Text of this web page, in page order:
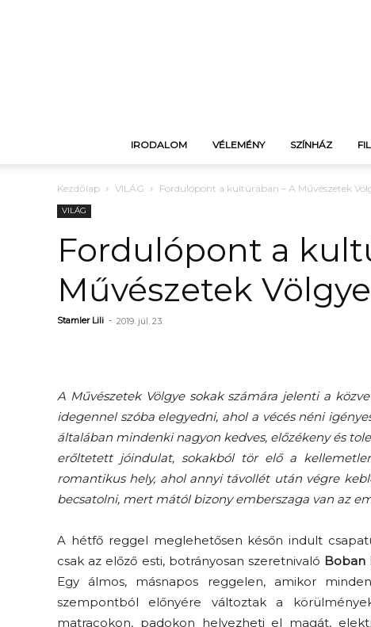
IRODALOM VÉLEMÉNY SZÍNHÁZ
Kezdőlap VILÁG Fordulópont a kultúrában – A Művészetek
VILÁG
Fordulópont a
Művészetek
Stamler Lili - 2019. júl. 23.
A Művészetek Völgye sokak számára jelenti a
idegennel szóba elegyedni, ahol a vécés néni
általában mindenki nagyon kedves, előzékeny és
erőltetett jóindulat, sokakból tör elő a
romantikus hely, ahol annyi távollét után végre
becsatolni, mert mától bizony emberszaga van az
A hétfő reggel meglehetősen későn indult
csak az előző esti, botrányosan szeretnivaló Boban
Egy álmos, másnapos reggelen, amikor
szempontból előnyére változtak a
matracokon, padokon helyezheti el magát,